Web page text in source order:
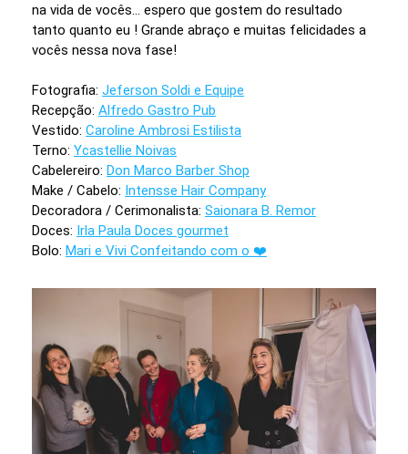
na vida de vocês... espero que gostem do resultado
tanto quanto eu ! Grande abraço e muitas felicidades a
vocês nessa nova fase!
Fotografia: Jeferson Soldi e Equipe
Recepção: Alfredo Gastro Pub
Vestido: Caroline Ambrosi Estilista
Terno: Ycastellie Noivas
Cabelereiro: Don Marco Barber Shop
Make / Cabelo: Intensse Hair Company
Decoradora / Cerimonalista: Saionara B. Remor
Doces: Irla Paula Doces gourmet
Bolo: Mari e Vivi Confeitando com o ❤️